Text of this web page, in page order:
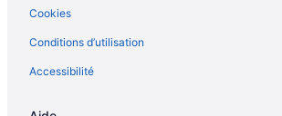
Cookies
Conditions d’utilisation
Accessibilité